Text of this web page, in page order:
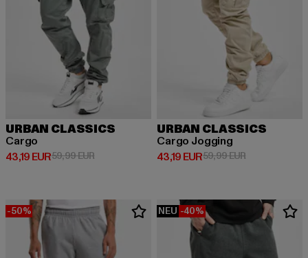
URBAN CLASSICS
Cargo
43,19 EUR
Derzeitiger Preis: 43,19 EUR
59,99 EURAktionspreis: 59,99 EUR
URBAN CLASSICS
Cargo Jogging
43,19 EUR
Derzeitiger Preis: 43,19 EUR
59,99 EURAktionspreis:
-50% NEU -40%